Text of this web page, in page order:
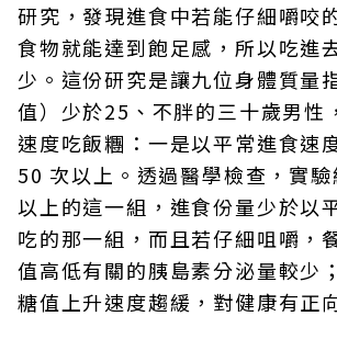
研究，發現進食中若能仔細嚼咬
食物就能達到飽足感，所以吃進
少。這份研究是讓九位身體質量
值）少於25、不胖的三十歲男性
速度吃飯糰：一是以平常進食速
50 次以上。透過醫學檢查，實
以上的這一組，進食份量少於以
吃的那一組，而且若仔細咀嚼，
值高低有關的胰島素分泌量較少
糖值上升速度趨緩，對健康有正